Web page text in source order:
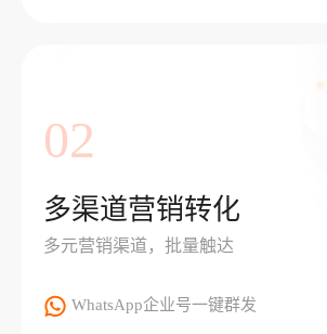
02
多渠道营销转化
多元营销渠道，批量触达
WhatsApp企业号一键群发